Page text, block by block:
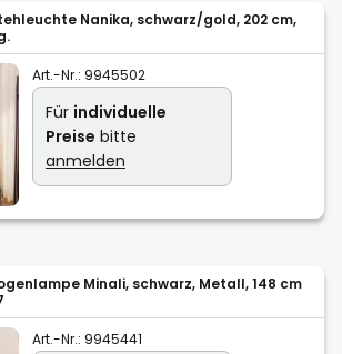
Nanika, schwarz/gold, 202 cm,
Art.-Nr.: 9945502
Für individuelle
Preise bitte
anmelden
Minali, schwarz, Metall, 148 cm
Art.-Nr.: 9945441